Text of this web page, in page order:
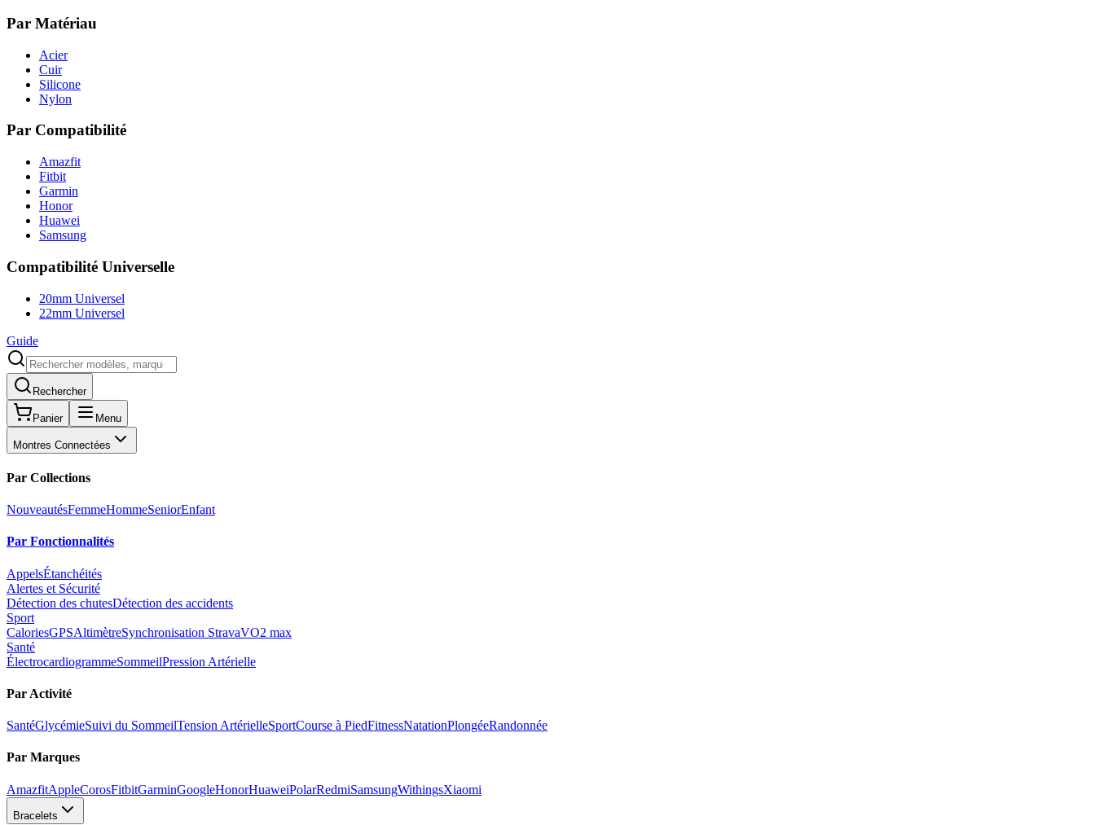
Par Matériau
Acier
Cuir
Silicone
Nylon
Par Compatibilité
Amazfit
Fitbit
Garmin
Honor
Huawei
Samsung
Compatibilité Universelle
20mm Universel
22mm Universel
Guide
Rechercher
Panier Menu
Montres Connectées
Par Collections
NouveautésFemmeHommeSeniorEnfant
Par Fonctionnalités
AppelsÉtanchéités
Alertes et Sécurité
Détection des chutesDétection des accidents
Sport
CaloriesGPSAltimètreSynchronisation StravaVO2 max
Santé
ÉlectrocardiogrammeSommeilPression Artérielle
Par Activité
SantéGlycémieSuivi du SommeilTension ArtérielleSportCourse à PiedFitnessNatationPlongéeRandonnée
Par Marques
AmazfitAppleCorosFitbitGarminGoogleHonorHuaweiPolarRedmiSamsungWithingsXiaomi
Bracelets